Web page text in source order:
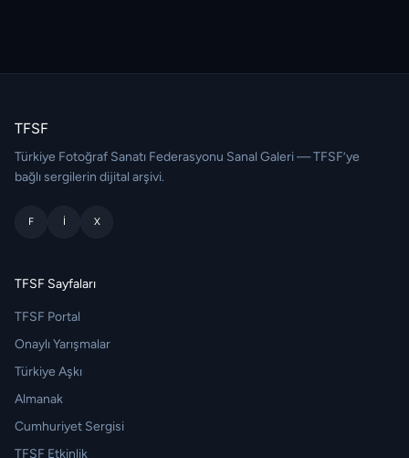
TFSF
Türkiye Fotoğraf Sanatı Federasyonu Sanal Galeri — TFSF’ye
bağlı sergilerin dijital arşivi.
F I X
TFSF Sayfaları
TFSF Portal
Onaylı Yarışmalar
Türkiye Aşkı
Almanak
Cumhuriyet Sergisi
TFSF Etkinlik